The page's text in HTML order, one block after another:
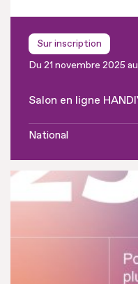
Sur inscription
Du 21 novembre 2025
Salon en ligne
National